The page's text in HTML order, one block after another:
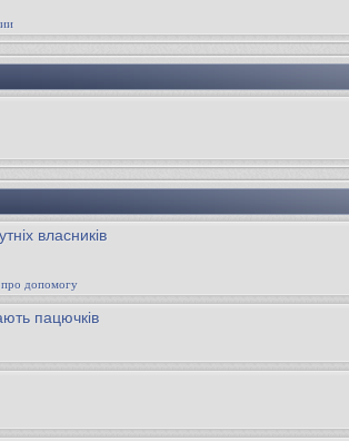
власників
допомогу
пацючків